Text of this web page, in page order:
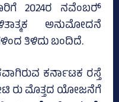
2024ರ ನವೆಂಬರ್‍‌
ಅನುಮೋದನೆ
ತಿಳಿದು ಬಂದಿದೆ.
ಕರ್ನಾಟಕ ರಸ್ತೆ
ರು ಮೊತ್ತದ ಯೋಜನೆಗೆ